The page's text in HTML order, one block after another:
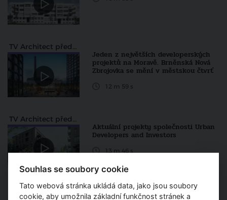
TV Architect představuje
Jeden z největších developerských
projektů na Moravě. Brněnská Nová
Zbrojovka se mění v městskou čtvrť
12 m 59 s
TV Architect představuje
Aktuální projekty společnosti Urban
Developers and Investors
13 m 46 s
Souhlas se soubory cookie
Tato webová stránka ukládá data, jako jsou soubory
cookie, aby umožnila základní funkčnost stránek a